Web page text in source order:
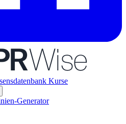
Kurse
Generator